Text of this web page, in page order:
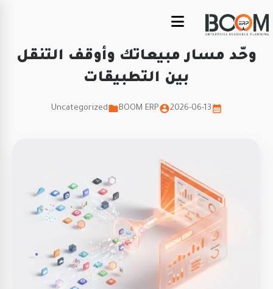
وحّد مسار مبيعاتك وأوقف التنقل
بين التطبيقات
2026-06-13
BOOM ERP
Uncategorized